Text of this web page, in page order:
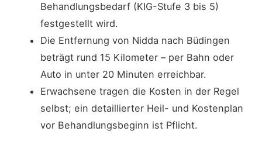
Behandlungsbedarf (KIG-Stufe 3 bis 5)
festgestellt wird.
Die Entfernung von Nidda nach Büdingen
beträgt rund 15 Kilometer – per Bahn oder
Auto in unter 20 Minuten erreichbar.
Erwachsene tragen die Kosten in der Regel
selbst; ein detaillierter Heil- und Kostenplan
vor Behandlungsbeginn ist Pflicht.